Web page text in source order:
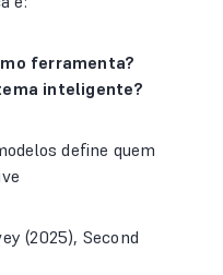
ferramenta?
inteligente?
define quem
(2025), Second